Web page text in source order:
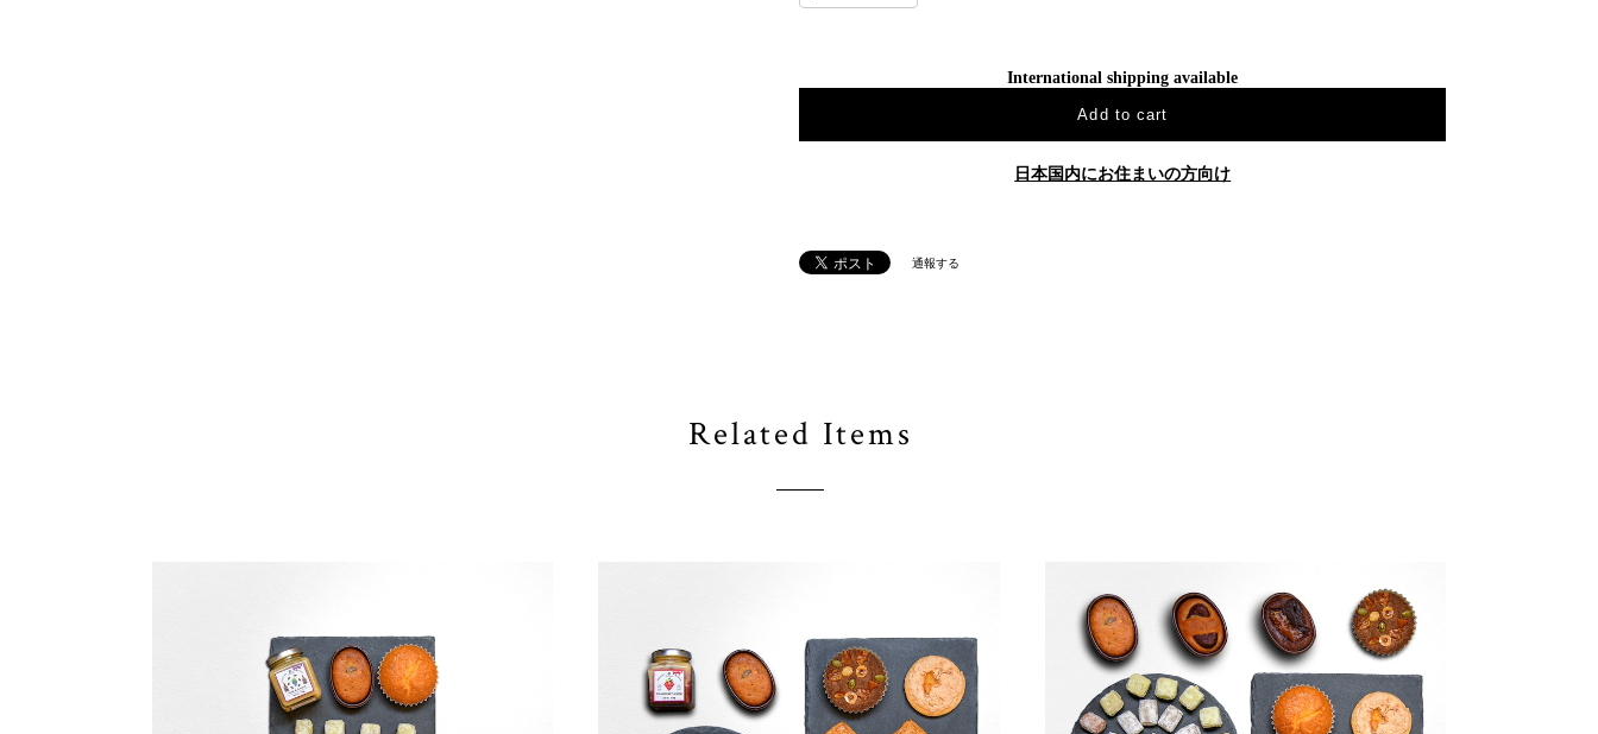
International shipping available
Add to cart
日本国内にお住まいの方向け
通報する
Related Items